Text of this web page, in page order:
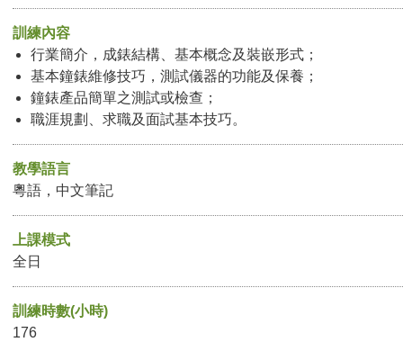
訓練內容
行業簡介，成錶結構、基本概念及裝嵌形式；
基本鐘錶維修技巧，測試儀器的功能及保養；
鐘錶產品簡單之測試或檢查；
職涯規劃、求職及面試基本技巧。
教學語言
粵語，中文筆記
上課模式
全日
訓練時數(小時)
176